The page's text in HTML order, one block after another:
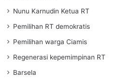
Nunu Karnudin Ketua RT
Pemilihan RT demokratis
Pemilihan warga Ciamis
Regenerasi kepemimpinan RT
Barsela